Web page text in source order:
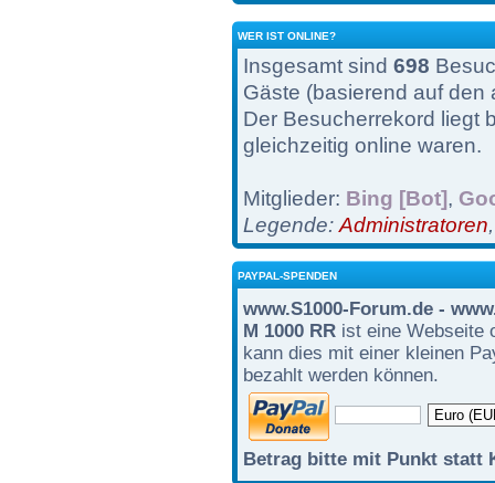
WER IST ONLINE?
Insgesamt sind 698
Gäste (basierend auf den
Der Besucherrekord liegt
gleichzeitig online waren.
Mitglieder: Bing [Bot],
Legende: Administratoren
PAYPAL-SPENDEN
www.S1000-Forum.de -
M 1000 RR ist eine Webseite
kann dies mit einer kleinen
bezahlt werden können.
Betrag bitte mit Punkt statt